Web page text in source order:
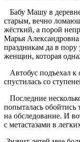
Бабу Машу в
старым, вечно
жёсткий, а порой
Марья
праздникам да в
женщин, которая
Автобус подъехал к
спустилась со
Последние
попыталась обойтись
на обследование. И
с метастазами в